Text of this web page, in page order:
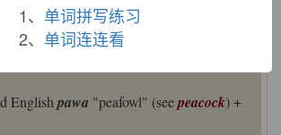
English pawa "peafowl" (seepeacock) +
1、 单词拼写练习
2、 单词连连看